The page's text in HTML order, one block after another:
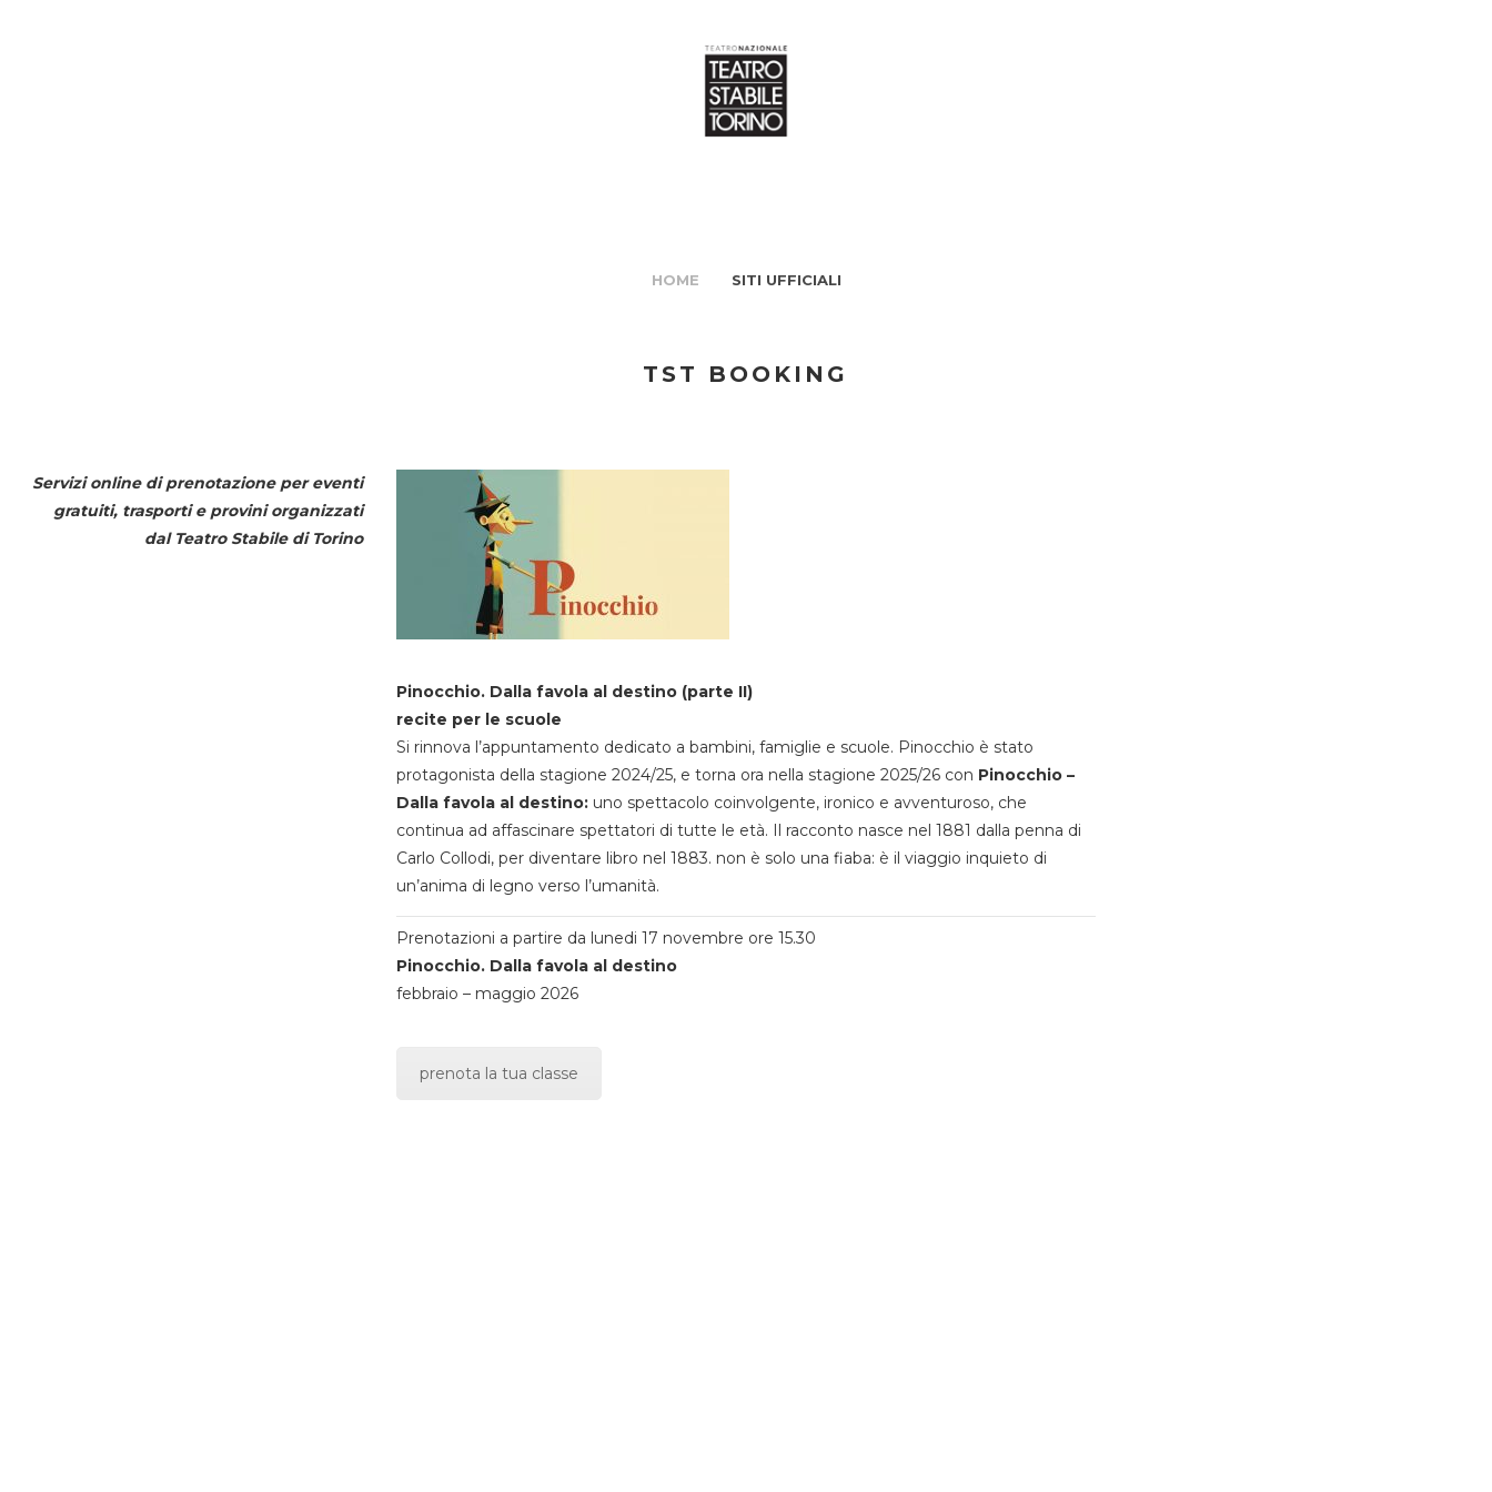
HOME SITI UFFICIALI
TST BOOKING
Servizi online di prenotazione per eventi
gratuiti, trasporti e provini organizzati
dal Teatro Stabile di Torino
Pinocchio. Dalla favola al destino (parte II)
recite per le scuole
Si rinnova l’appuntamento dedicato a bambini, famiglie e scuole. Pinocchio è stato
protagonista della stagione 2024/25, e torna ora nella stagione 2025/26 con Pinocchio –
Dalla favola al destino:uno spettacolo coinvolgente, ironico e avventuroso, che
continua ad affascinare spettatori di tutte le età. Il racconto nasce nel 1881 dalla penna di
Carlo Collodi, per diventare libro nel 1883. non è solo una fiaba: è il viaggio inquieto di
un’anima di legno verso l’umanità.
Prenotazioni a partire da lunedi 17 novembre ore 15.30
Pinocchio. Dalla favola al destino
febbraio – maggio 2026
prenota la tua classe